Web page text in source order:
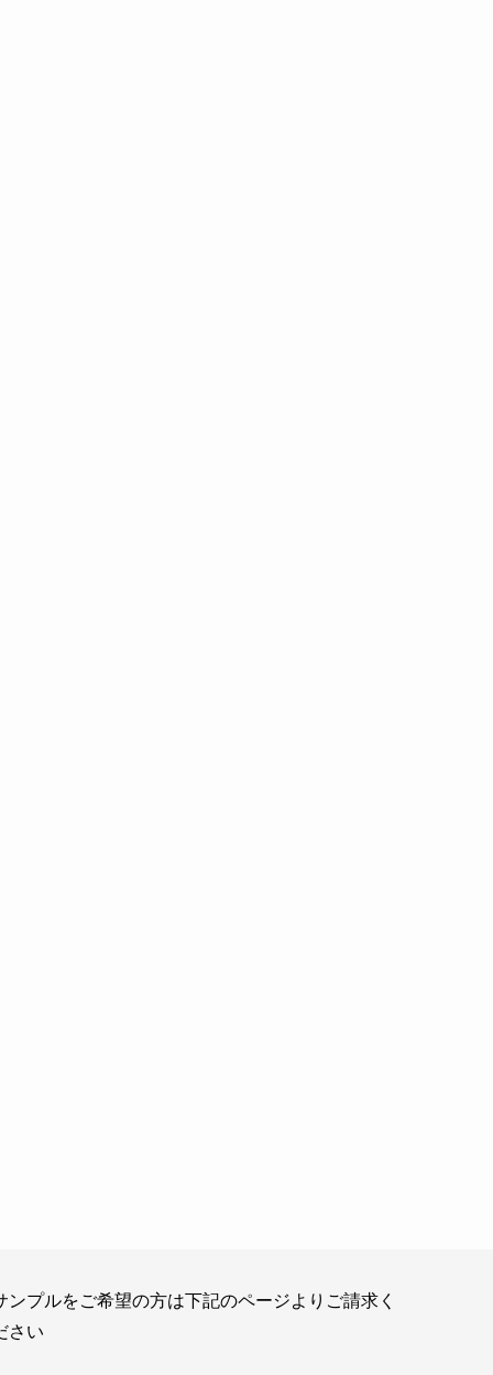
ンプルをご希望の方は下記のページよりご請求く
さい